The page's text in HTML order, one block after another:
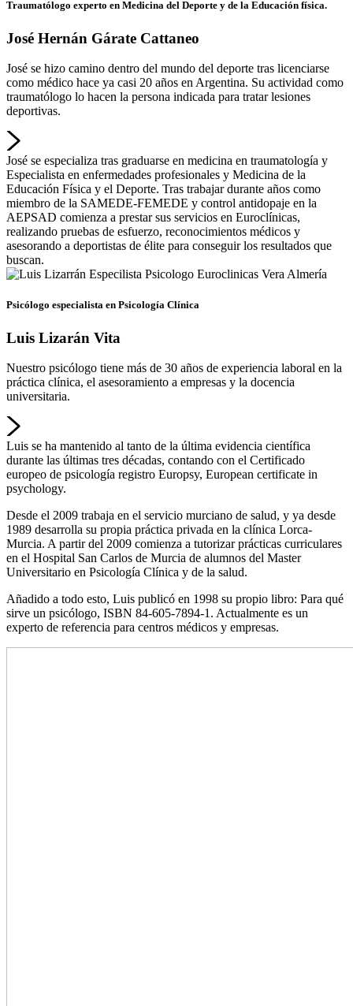
Traumatólogo experto en Medicina del Deporte y de la Educación física.
José Hernán Gárate Cattaneo
José se hizo camino dentro del mundo del deporte tras licenciarse
como médico hace ya casi 20 años en Argentina. Su actividad como
traumatólogo lo hacen la persona indicada para tratar lesiones
deportivas.
José se especializa tras graduarse en medicina en traumatología y
Especialista en enfermedades profesionales y Medicina de la
Educación Física y el Deporte. Tras trabajar durante años como
miembro de la SAMEDE-FEMEDE y control antidopaje en la
AEPSAD comienza a prestar sus servicios en Euroclínicas,
realizando pruebas de esfuerzo, reconocimientos médicos y
asesorando a deportistas de élite para conseguir los resultados que
buscan.
Psicólogo especialista en Psicología Clínica
Luis Lizarán Vita
Nuestro psicólogo tiene más de 30 años de experiencia laboral en la
práctica clínica, el asesoramiento a empresas y la docencia
universitaria.
Luis se ha mantenido al tanto de la última evidencia científica
durante las últimas tres décadas, contando con el Certificado
europeo de psicología registro Europsy, European certificate in
psychology.
Desde el 2009 trabaja en el servicio murciano de salud, y ya desde
1989 desarrolla su propia práctica privada en la clínica Lorca-
Murcia. A partir del 2009 comienza a tutorizar prácticas curriculares
en el Hospital San Carlos de Murcia de alumnos del Master
Universitario en Psicología Clínica y de la salud.
Añadido a todo esto, Luis publicó en 1998 su propio libro: Para qué
sirve un psicólogo, ISBN 84-605-7894-1. Actualmente es un
experto de referencia para centros médicos y empresas.